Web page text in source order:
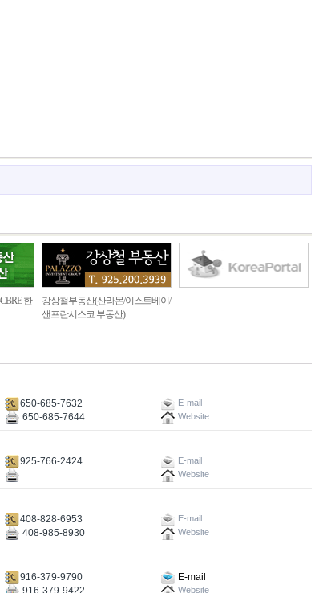
한
강상철부동산(산라몬/이스트베이/
샌프란시스코 부동산)
650-685-7632 E-mail
650-685-7644 Website
925-766-2424
E-mail
Website
408-828-6953 E-mail
408-985-8930 Website
916-379-9790
E-mail
916-379-9422
Website